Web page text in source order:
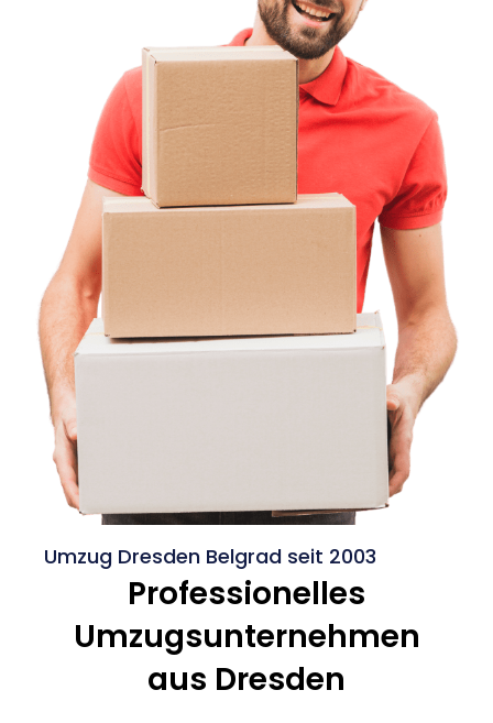
Umzug Dresden Belgrad seit 2003
Professionelles
Umzugsunternehmen
aus Dresden